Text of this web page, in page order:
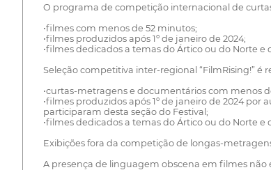
O programa de competição internacional de
•filmes com menos de 52 minutos;
•filmes produzidos após 1º de janeiro de 2024;
•filmes dedicados a temas do Ártico ou do Norte
Seleção competitiva inter-regional “FilmRising!” é
•curtas-metragens e documentários com menos
•filmes produzidos após 1º de janeiro de 2024
participaram desta seção do Festival;
•filmes dedicados a temas do Ártico ou do Norte
Exibições fora da competição de longas-
A presença de linguagem obscena em filmes não